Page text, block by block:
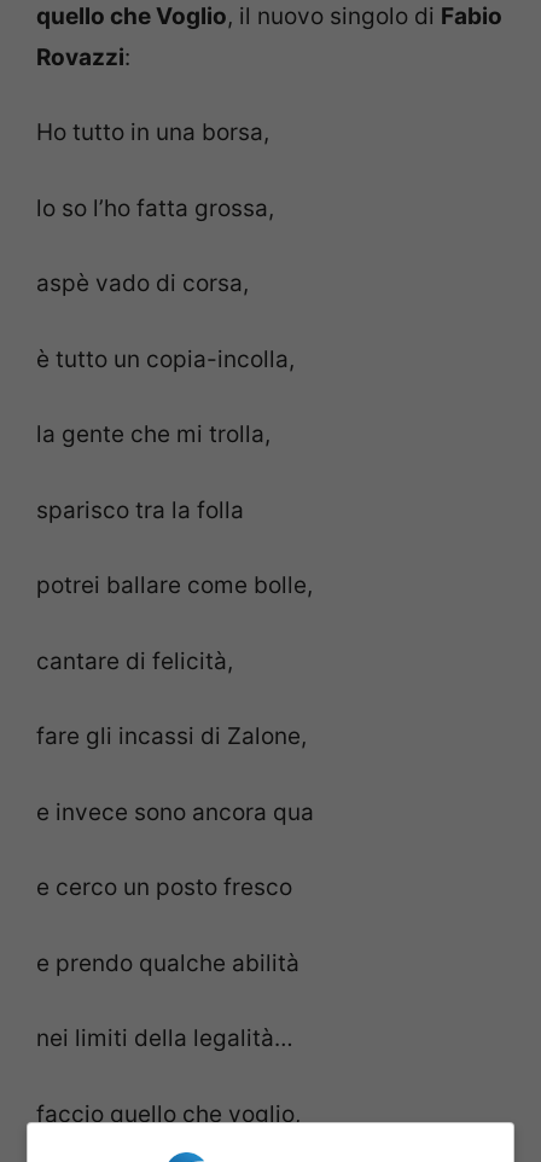
quello che Voglio, il nuovo singolo di Fabio
Rovazzi:
Ho tutto in una borsa,
lo so l’ho fatta grossa,
aspè vado di corsa,
è tutto un copia-incolla,
la gente che mi trolla,
sparisco tra la folla
potrei ballare come bolle,
cantare di felicità,
fare gli incassi di Zalone,
e invece sono ancora qua
e cerco un posto fresco
e prendo qualche abilità
nei limiti della legalità…
faccio quello che voglio,